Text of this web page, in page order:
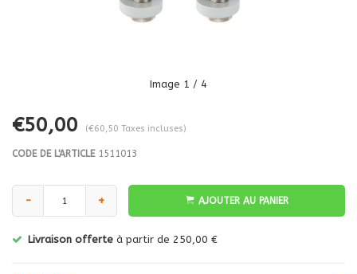
Image 1 / 4
€50,00 (€60,50 Taxes incluses)
CODE DE L'ARTICLE1511013
- + AJOUTER AU PANIER
Livraison offerte à partir de 250,00 €